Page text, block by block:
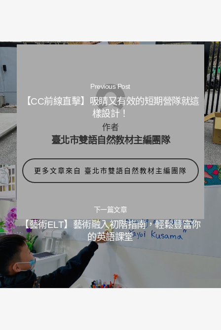
Previous Post
【CC前線直擊】吸睛又有效的短期營隊就這
樣設計！
下一篇文章
【藝術ELT】藝術融入初階指南，輕鬆豐富你
的英語課堂
作者
臺北市雙語自然教材主編團隊
更多文章來自 臺北市雙語自然教材主編團隊